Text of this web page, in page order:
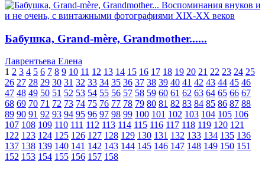
Бабушка, Grand-mère, Grandmother......
Лаврентьева Елена
1 2 3 4 5 6 7 8 9 10 11 12 13 14 15 16 17 18 19 20 21 22 23 24 25
26 27 28 29 30 31 32 33 34 35 36 37 38 39 40 41 42 43 44 45 46
47 48 49 50 51 52 53 54 55 56 57 58 59 60 61 62 63 64 65 66 67
68 69 70 71 72 73 74 75 76 77 78 79 80 81 82 83 84 85 86 87 88
89 90 91 92 93 94 95 96 97 98 99 100 101 102 103 104 105 106
107 108 109 110 111 112 113 114 115 116 117 118 119 120 121
122 123 124 125 126 127 128 129 130 131 132 133 134 135 136
137 138 139 140 141 142 143 144 145 146 147 148 149 150 151
152 153 154 155 156 157 158